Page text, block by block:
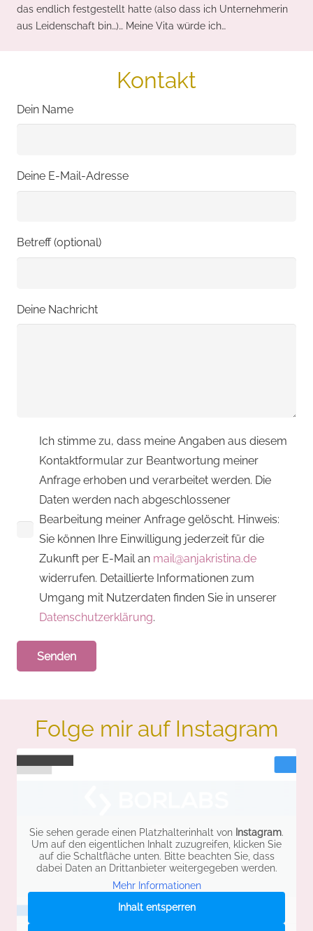
das endlich festgestellt hatte (also dass ich Unternehmerin
aus Leidenschaft bin…)… Meine Vita würde ich…
Kontakt
Dein Name
Deine E-Mail-Adresse
Betreff (optional)
Deine Nachricht
Ich stimme zu, dass meine Angaben aus diesem
Kontaktformular zur Beantwortung meiner
Anfrage erhoben und verarbeitet werden. Die
Daten werden nach abgeschlossener
Bearbeitung meiner Anfrage gelöscht. Hinweis:
Sie können Ihre Einwilligung jederzeit für die
Zukunft per E-Mail an mail@anjakristina.de
widerrufen. Detaillierte Informationen zum
Umgang mit Nutzerdaten finden Sie in unserer
Datenschutzerklärung.
Folge mir auf Instagram
Sie sehen gerade einen Platzhalterinhalt von Instagram.
Um auf den eigentlichen Inhalt zuzugreifen, klicken Sie
auf die Schaltfläche unten. Bitte beachten Sie, dass
dabei Daten an Drittanbieter weitergegeben werden.
Mehr Informationen
Inhalt entsperren